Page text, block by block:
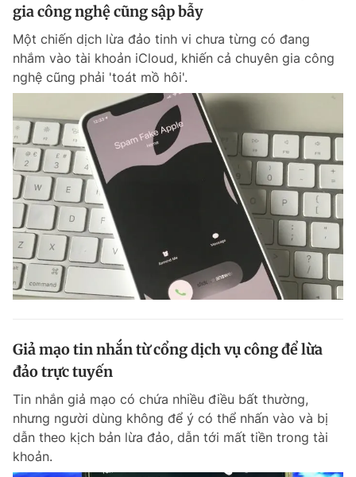
Tổng thư ký tòa soạn: Đức Trung
Giấy phép xuất bản số 110/GP - BTTTT cấp ngày 24.3.2020
© 2003-2026 Bản quyền thuộc về Báo Thanh Niên. Cấm sao chép
dưới mọi hình thức nếu không có sự chấp thuận bằng văn bản.
Phát triển bởi ePi Technologies, JSC.
gia công nghệ cũng sập bẫy
Một chiến dịch lừa đảo tinh vi chưa từng có đang
nhắm vào tài khoản iCloud, khiến cả chuyên gia công
nghệ cũng phải 'toát mồ hôi'.
Giả mạo tin nhắn từ cổng dịch vụ công để lừa
đảo trực tuyến
Tin nhắn giả mạo có chứa nhiều điều bất thường,
nhưng người dùng không để ý có thể nhấn vào và bị
dẫn theo kịch bản lừa đảo, dẫn tới mất tiền trong tài
khoản.